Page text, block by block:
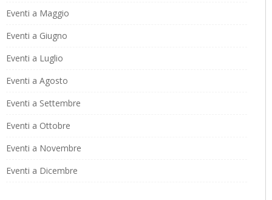
Eventi a Maggio
Eventi a Giugno
Eventi a Luglio
Eventi a Agosto
Eventi a Settembre
Eventi a Ottobre
Eventi a Novembre
Eventi a Dicembre